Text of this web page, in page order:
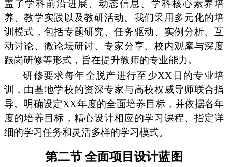
盖了学科前沿进展、动态信息、学科核心素养培
养、教学实践以及教研活动。我们采用多元化的培
训模式，包括专题研究、任务驱动、实例分析、互
动讨论、微论坛研讨、专家分享、校内观摩与深度
跟岗研修等形式，旨在提升教师的专业能力。
研修要求每年全脱产进行至少XX日的专业培
训，由基地学校的资深专家与高校权威导师联合指
导。明确设定XX年度的全面培养目标，并依据各年
度的培养目标，精心设计相应的学习课程、指定详
细的学习任务和灵活多样的学习模式。
第二节 全面项目设计蓝图